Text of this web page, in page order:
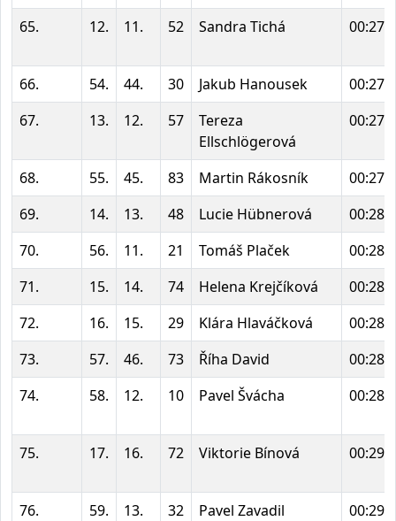
65. 12. 11. 52 Sandra Tichá
66. 54. 44. 30 Jakub Hanousek
67.
13. 12. 57
Tereza
Ellschlögerová
68. 55. 45. 83 Martin Rákosník
69.
14. 13. 48 Lucie Hübnerová
70.
56. 11. 21 Tomáš Plaček
71.
15. 14. 74 Helena Krejčíková
72.
16. 15. 29 Klára Hlaváčková
73.
57. 46. 73 Říha David
74.
58. 12. 10 Pavel Švácha
75. 17. 16. 72 Viktorie Bínová
76. 59. 13. 32 Pavel Zavadil